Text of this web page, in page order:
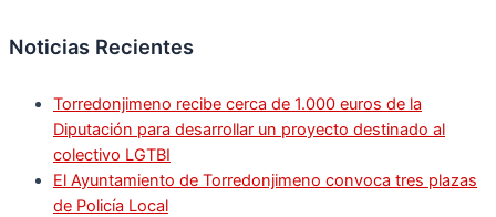
Noticias Recientes
Torredonjimeno recibe cerca de 1.000 euros de la
Diputación para desarrollar un proyecto destinado al
colectivo LGTBI
El Ayuntamiento de Torredonjimeno convoca tres plazas
de Policía Local